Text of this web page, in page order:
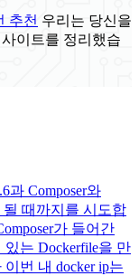
추천 우리는 당신을
이트를 정리했습
과 Composer와
될 때까지를 시도합
가 들어간
있는 Dockerfile을 만
번 내 docker ip는